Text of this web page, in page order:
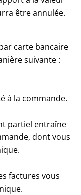
être annulée.
carte bancaire
suivante :
à la commande.
partiel entraîne
dont vous
factures vous